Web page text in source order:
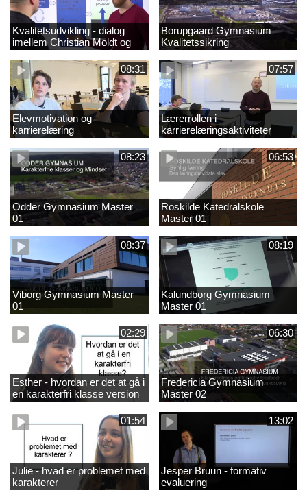
Kvalitetsudvikling - dialog
imellem Christian Moldt og
Dennis Hellegaard
Borupgaard Gymnasium
Kvalitetssikring
08:31
Elevmotivation og
karrierelæring
07:57
Lærerrollen i
karrierelæringsaktiviteter
08:23
Odder Gymnasium Master
01
06:53
Roskilde Katedralskole
Master 01
08:37
Viborg Gymnasium Master
01
08:19
Kalundborg Gymnasium
Master 01
02:29
Esther - hvordan er det at gå i
en karakterfri klasse version
4
06:30
Fredericia Gymnasium
Master 02
01:54
Julie - hvad er problemet med
karakterer
13:02
Jesper Bruun - formativ
evaluering